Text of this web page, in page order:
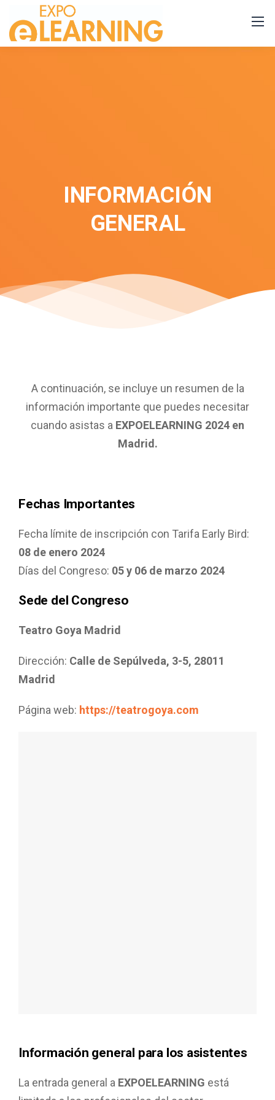
INFORMACIÓN
GENERAL
A continuación, se incluye un resumen de la
información importante que puedes necesitar
cuando asistas a EXPOELEARNING 2024 en
Madrid.
Fechas Importantes
Fecha límite de inscripción con Tarifa Early Bird:
08 de enero 2024
Días del Congreso: 05 y 06 de marzo 2024
Sede del Congreso
Teatro Goya Madrid
Dirección: Calle de Sepúlveda, 3-5, 28011
Madrid
Página web: https://teatrogoya.com
Información general para los asistentes
La entrada general a EXPOELEARNING está